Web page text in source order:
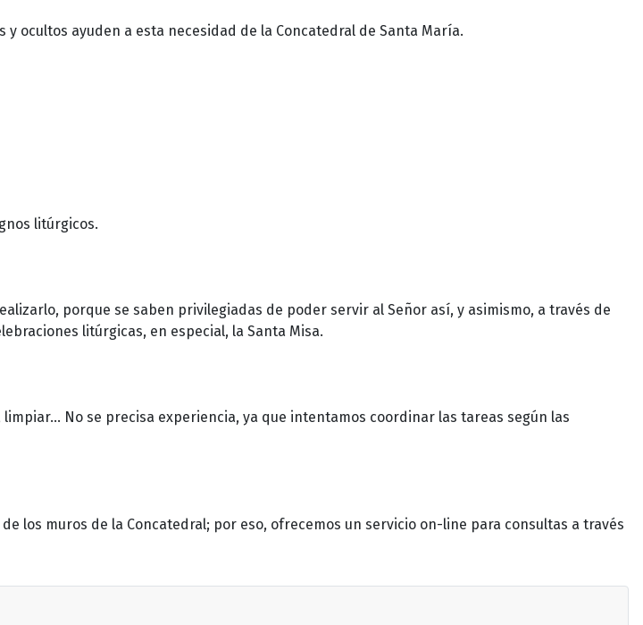
ocultos ayuden a esta necesidad de la Concatedral de Santa María.
litúrgicos.
porque se saben privilegiadas de poder servir al Señor así, y asimismo, a través de
litúrgicas, en especial, la Santa Misa.
No se precisa experiencia, ya que intentamos coordinar las tareas según las
los muros de la Concatedral; por eso, ofrecemos un servicio on-line para consultas a través